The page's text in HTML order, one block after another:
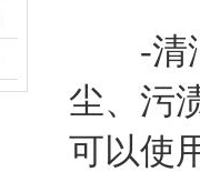
-清洁
尘、污
可以使